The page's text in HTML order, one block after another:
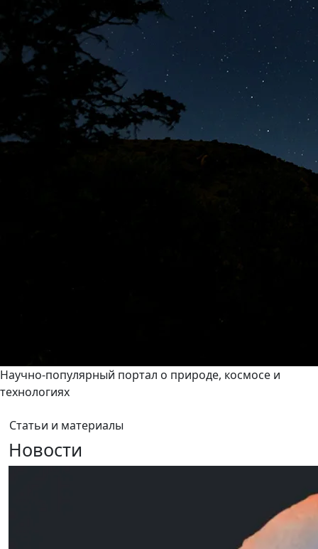
Научно-популярный портал о природе, космосе и
технологиях
Статьи и материалы
Новости